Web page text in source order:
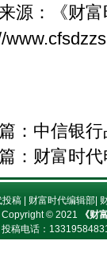
源：
《财
： 中信银行
： 财富时
投稿| 财富时代编辑部|
Copyright © 2021
《财
投稿电话：